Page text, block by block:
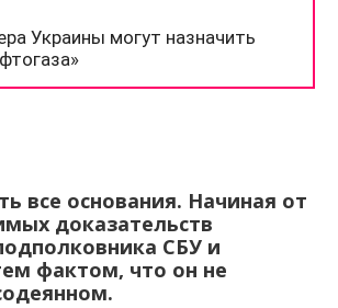
все основания. Начиная от
доказательств
СБУ и
фактом, что он не